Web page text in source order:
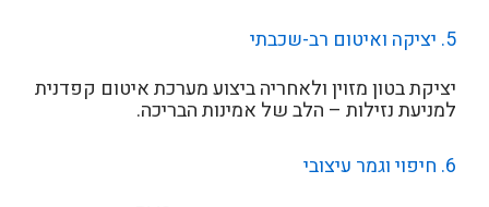
5. יציקה ואיטום רב-שכבתי
יציקת בטון מזוין ולאחריה ביצוע מערכת איטום קפדנית
למניעת נזילות – הלב של אמינות הבריכה.
6. חיפוי וגמר עיצובי